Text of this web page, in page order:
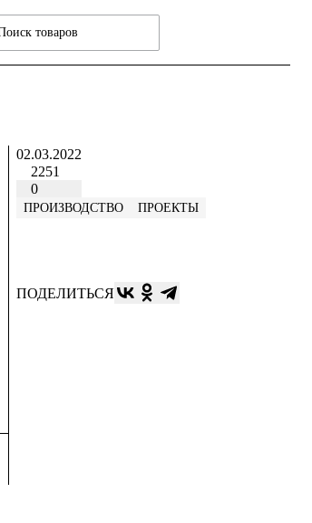
02.03.2022
2251
0
ПРОИЗВОДСТВО ПРОЕКТЫ
ПОДЕЛИТЬСЯ